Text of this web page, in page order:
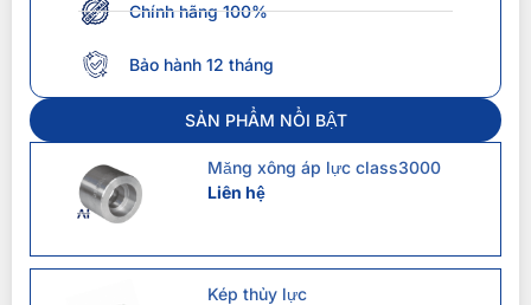
Chính hãng 100%
Bảo hành 12 tháng
SẢN PHẨM NỔI BẬT
Măng xông áp lực class3000
Liên hệ
Kép thủy lực